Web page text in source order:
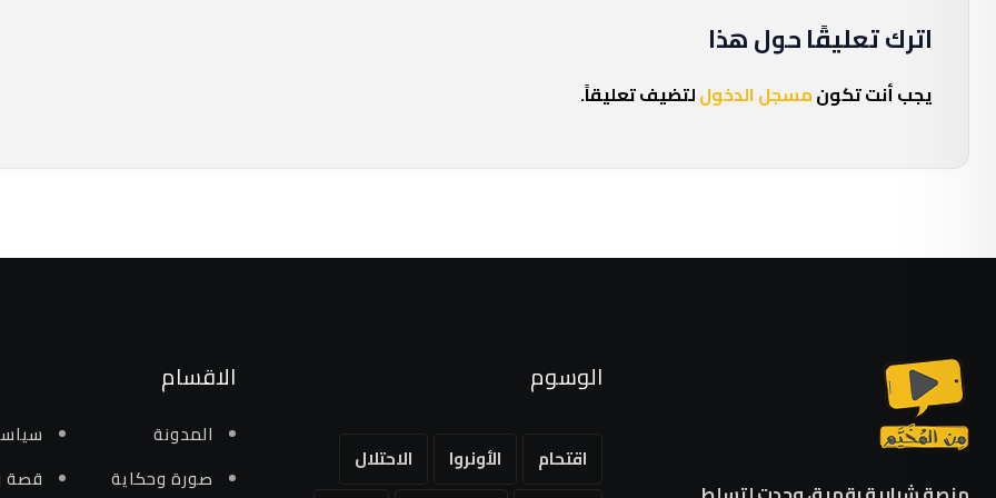
اترك تعليقًا حول هذا
يجب أنت تكونمسجل الدخوللتضيف تعليقاً.
الوسوم
اقتحام الأونروا
الاحتلال
الاقسام
المدونة
صورة وحكاية
قصة